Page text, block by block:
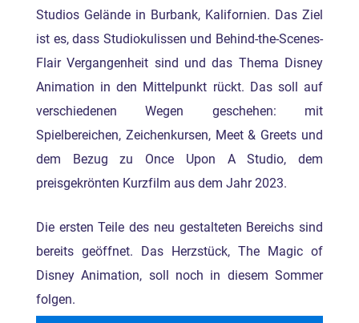
Studios Gelände in Burbank, Kalifornien. Das Ziel
ist es, dass Studiokulissen und Behind-the-Scenes-
Flair Vergangenheit sind und das Thema Disney
Animation in den Mittelpunkt rückt. Das soll auf
verschiedenen Wegen geschehen: mit
Spielbereichen, Zeichenkursen, Meet & Greets und
dem Bezug zu Once Upon A Studio, dem
preisgekrönten Kurzfilm aus dem Jahr 2023.
Die ersten Teile des neu gestalteten Bereichs sind
bereits geöffnet. Das Herzstück, The Magic of
Disney Animation, soll noch in diesem Sommer
folgen.